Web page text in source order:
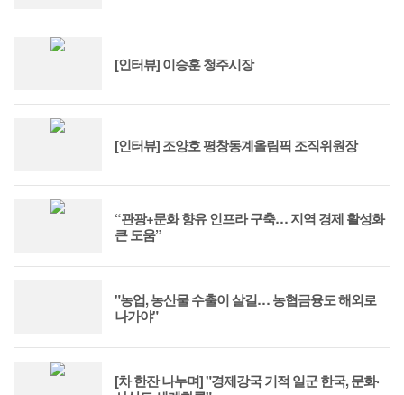
[인터뷰] 이승훈 청주시장
[인터뷰] 조양호 평창동계올림픽 조직위원장
“관광+문화 향유 인프라 구축… 지역 경제 활성화
큰 도움”
"농업, 농산물 수출이 살길… 농협금융도 해외로
나가야"
[차 한잔 나누며] "경제강국 기적 일군 한국, 문화·